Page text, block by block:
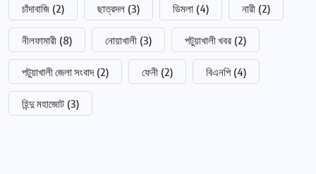
চাঁদাবাজি (2) ছাত্রদল (3) ডিমলা (4) নারী (2)
নীলফামারী (8) নোয়াখালী (3) পটুয়াখালী খবর (2)
পটুয়াখালী জেলা সংবাদ (2) ফেনী (2) বিএনপি (4)
হিন্দু মহাজোট (3)